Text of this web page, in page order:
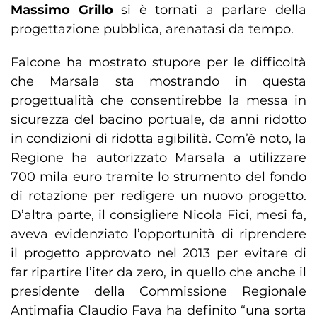
Massimo Grillosi è tornati a parlare della
progettazione pubblica, arenatasi da tempo.
Falcone ha mostrato stupore per le difficoltà
che Marsala sta mostrando in questa
progettualità che consentirebbe la messa in
sicurezza del bacino portuale, da anni ridotto
in condizioni di ridotta agibilità. Com’è noto, la
Regione ha autorizzato Marsala a utilizzare
700 mila euro tramite lo strumento del fondo
di rotazione per redigere un nuovo progetto.
D’altra parte, il consigliere Nicola Fici, mesi fa,
aveva evidenziato l’opportunità di riprendere
il progetto approvato nel 2013 per evitare di
far ripartire l’iter da zero, in quello che anche il
presidente della Commissione Regionale
Antimafia Claudio Fava ha definito “una sorta